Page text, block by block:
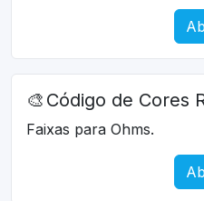
🎨 Código de Cores
Faixas para Ohms.